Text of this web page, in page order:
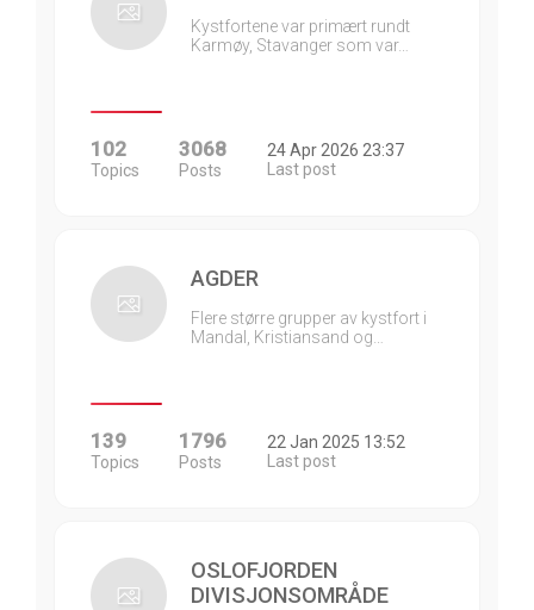
Kystfortene var primært rundt
Karmøy, Stavanger som var…
102
Topics
3068
Posts
24 Apr 2026 23:37
Last post
AGDER
Flere større grupper av kystfort i
Mandal, Kristiansand og…
139
Topics
1796
Posts
22 Jan 2025 13:52
Last post
OSLOFJORDEN
DIVISJONSOMRÅDE